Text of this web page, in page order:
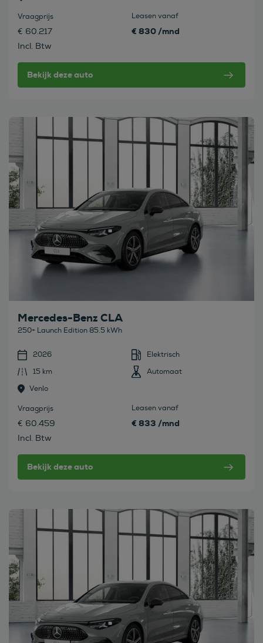
Vraagprijs
€ 60.217
Incl. Btw
Leasen vanaf
€ 830 /mnd
Bekijk deze auto
Mercedes-Benz CLA
250+ Launch Edition 85.5 kWh
2026
Elektrisch
15 km
Automaat
Venlo
Vraagprijs
€ 60.459
Incl. Btw
Leasen vanaf
€ 833 /mnd
Bekijk deze auto